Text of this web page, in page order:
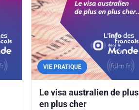
VIE PRATIQUE
Le visa australien de plus
en plus cher